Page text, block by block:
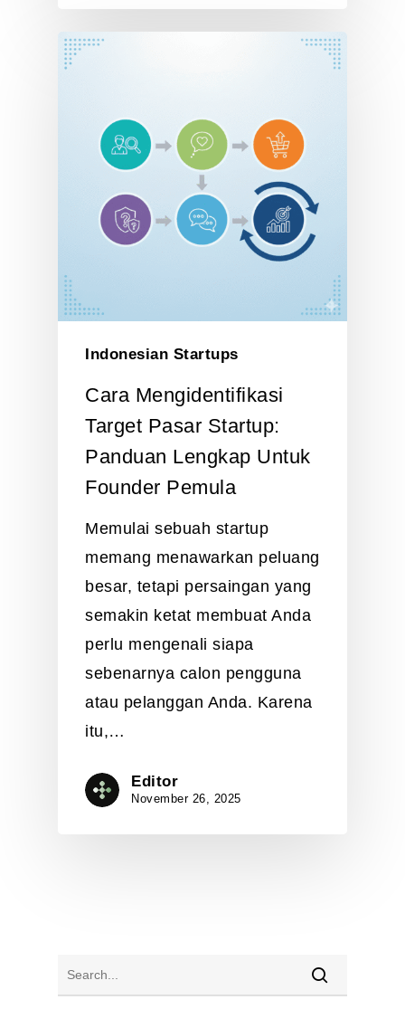
Indonesian Startups
Cara Mengidentifikasi
Target Pasar Startup:
Panduan Lengkap Untuk
Founder Pemula
Memulai sebuah startup
memang menawarkan peluang
besar, tetapi persaingan yang
semakin ketat membuat Anda
perlu mengenali siapa
sebenarnya calon pengguna
atau pelanggan Anda. Karena
itu,…
Editor
November 26, 2025